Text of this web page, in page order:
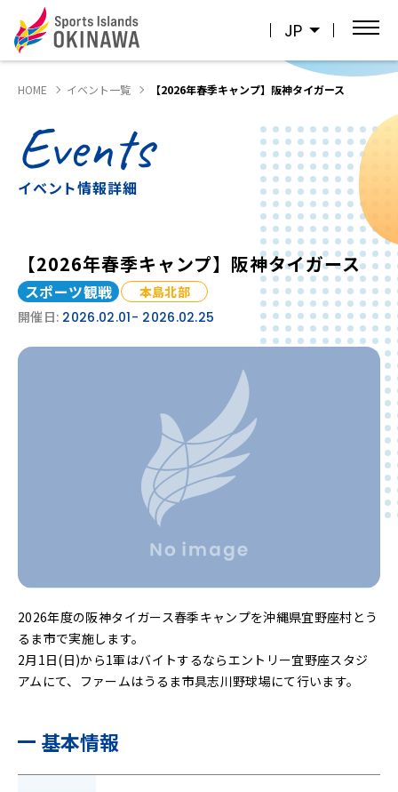
JP
HOME イベント一覧 【2026年春季キャンプ】阪神タイガース
Events
イベント情報詳細
【2026年春季キャンプ】阪神タイガース
スポーツ観戦
本島北部
開催日: 2026.02.01- 2026.02.25
2026年度の阪神タイガース春季キャンプを沖縄県宜野座村とう
るま市で実施します。
2月1日(日)から1軍はバイトするならエントリー宜野座スタジ
アムにて、ファームはうるま市具志川野球場にて行います。
基本情報